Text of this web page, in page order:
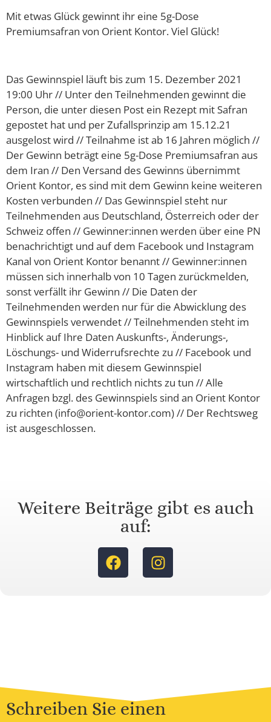
Mit etwas Glück gewinnt ihr eine 5g-Dose
Premiumsafran von Orient Kontor. Viel Glück!
Das Gewinnspiel läuft bis zum 15. Dezember 2021
19:00 Uhr // Unter den Teilnehmenden gewinnt die
Person, die unter diesen Post ein Rezept mit Safran
gepostet hat und per Zufallsprinzip am 15.12.21
ausgelost wird // Teilnahme ist ab 16 Jahren möglich //
Der Gewinn beträgt eine 5g-Dose Premiumsafran aus
dem Iran // Den Versand des Gewinns übernimmt
Orient Kontor, es sind mit dem Gewinn keine weiteren
Kosten verbunden // Das Gewinnspiel steht nur
Teilnehmenden aus Deutschland, Österreich oder der
Schweiz offen // Gewinner:innen werden über eine PN
benachrichtigt und auf dem Facebook und Instagram
Kanal von Orient Kontor benannt // Gewinner:innen
müssen sich innerhalb von 10 Tagen zurückmelden,
sonst verfällt ihr Gewinn // Die Daten der
Teilnehmenden werden nur für die Abwicklung des
Gewinnspiels verwendet // Teilnehmenden steht im
Hinblick auf Ihre Daten Auskunfts-, Änderungs-,
Löschungs- und Widerrufsrechte zu // Facebook und
Instagram haben mit diesem Gewinnspiel
wirtschaftlich und rechtlich nichts zu tun // Alle
Anfragen bzgl. des Gewinnspiels sind an Orient Kontor
zu richten (info@orient-kontor.com) // Der Rechtsweg
ist ausgeschlossen.
Weitere Beiträge gibt es auch
auf:
Schreiben Sie einen